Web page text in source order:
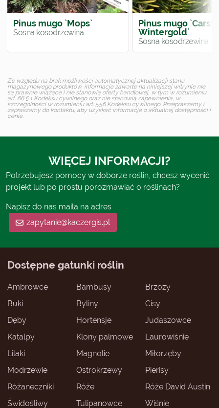
Pinus mugo `Mops`
Sosna kosodrzewina
Pinus mugo
Wintergold`
Sosna kosodrzewina
Ze względu na brak możliwości automatycznej aktualizacji stanu
magazynowego produktów, informacje zawarte na niniejszej witrynie nie
są prawnie wiążące i nie stanowią oferty handlowej, w tym w rozumieniu
art. 66 § 1 Kodeksu cywilnego oraz nie stanowią zapewnienia, w
szczególności w rozumieniu art. 556 Kodeksu cywilnego. Przepraszamy i
zapraszamy do kontaktu, aby uzyskać informacje o aktualnej dostępności i
cenie.
WIĘCEJ INFORMACJI?
Potrzebujesz pomocy w doborze roślin, chcesz wycenić
projekt lub po prostu porozmawiać o roślinach?
Napisz do nas maila na adres
zapytanie@kaczergis.pl
Dostępne gatunki roślin
Ambrowce Bambusy
Brzozy
Buki
Byliny
Cisy
Dęby
Hortensje
Judaszowce
Katalpy
Klony palmowe
Laurowiśnie
Lilaki
Magnolie
Miłorzęby
Modrzewie
Ostrokrzewy
Pierisy
Różaneczniki
Róże
Róże David Austin
Świdośliwy
Tulipanowce Wiśnie